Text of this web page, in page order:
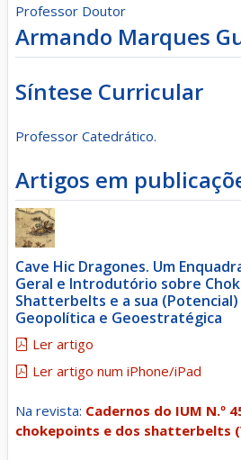
Professor Doutor
Armando Marques
Síntese Curricular
Professor Catedrático.
Artigos em
Cave Hic Dragones. Um
Geral e Introdutório sobre
Shatterbelts e a sua (Potencial)
Geopolítica e Geoestratégica
Ler artigo
Ler artigo num iPhone/iPad
Na revista: Cadernos do IUM N.º
chokepoints e dos shatterbelts